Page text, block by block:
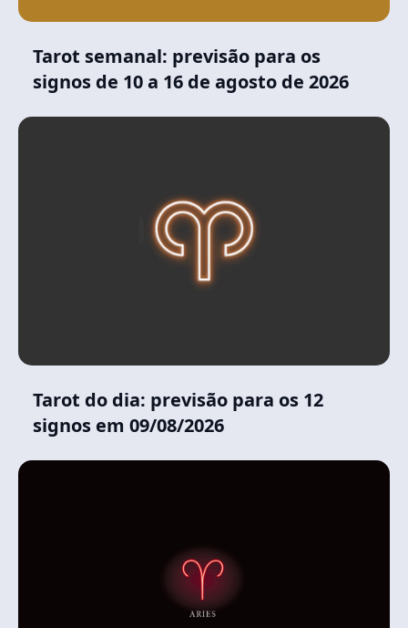
Tarot semanal: previsão para os
signos de 10 a 16 de agosto de 2026
Tarot do dia: previsão para os 12
signos em 09/08/2026